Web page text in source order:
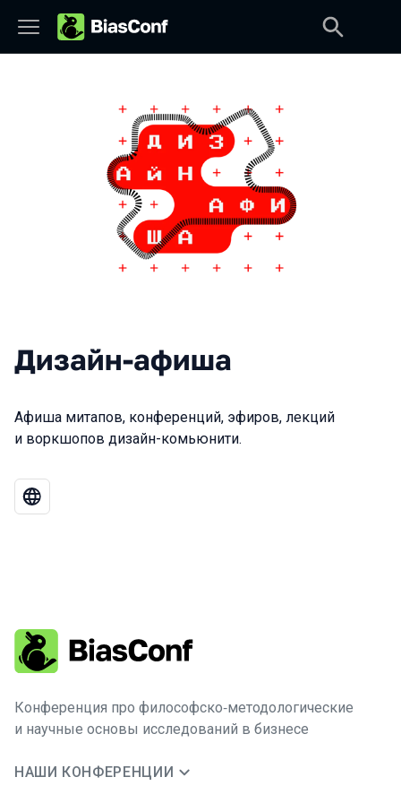
Дизайн-афиша
Афиша митапов, конференций, эфиров, лекций
и воркшопов дизайн-комьюнити.
Конференция про философско‑методологические
и научные основы исследований в бизнесе
НАШИ КОНФЕРЕНЦИИ